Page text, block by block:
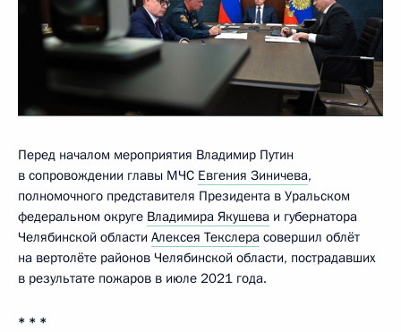
Перед началом мероприятия Владимир Путин
в сопровождении главы МЧС Евгения Зиничева,
полномочного представителя Президента в Уральском
федеральном округе Владимира Якушева и губернатора
Челябинской области Алексея Текслера совершил облёт
на вертолёте районов Челябинской области, пострадавших
в результате пожаров в июле 2021 года.
* * *